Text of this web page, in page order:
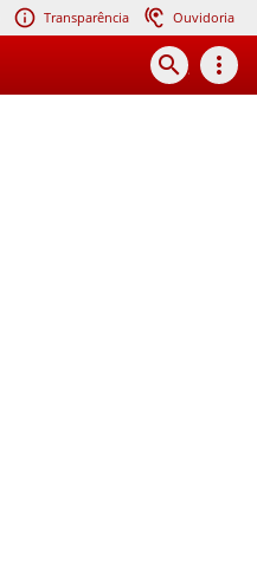
Transparência Ouvidoria
search more_vert